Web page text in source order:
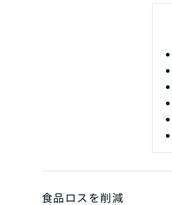
食品ロスを削減